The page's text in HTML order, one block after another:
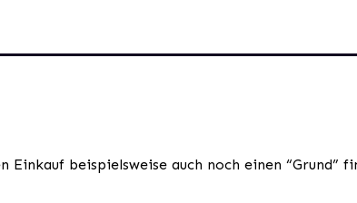
beispielsweise auch noch einen “Grund”